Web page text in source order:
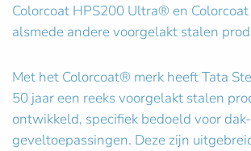
Colorcoat HPS200 Ultra® en
alsmede andere voorgelakt stalen
Met het Colorcoat® merk heeft Tata
50 jaar een reeks voorgelakt stalen
ontwikkeld, specifiek bedoeld voor
geveltoepassingen. Deze zijn